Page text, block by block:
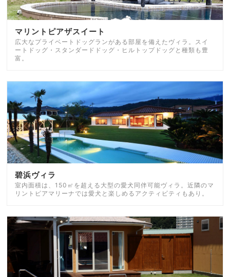
マリントピアザスイート
広大なプライベートドッグランがある部屋を備えたヴィラ。スイ
ートドッグ・スタンダードドッグ・ヒルトップドッグと種類も豊
富。
碧浜ヴィラ
室内面積は、150㎡を超える大型の愛犬同伴可能ヴィラ。近隣のマ
リントピアマリーナでは愛犬と楽しめるアクティビティもあり。